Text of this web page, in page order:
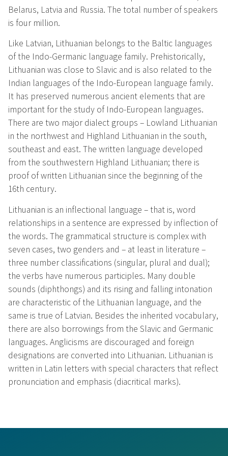
Belarus, Latvia and Russia. The total number of speakers
is four million.
Like Latvian, Lithuanian belongs to the Baltic languages
of the Indo-Germanic language family. Prehistorically,
Lithuanian was close to Slavic and is also related to the
Indian languages of the Indo-European language family.
It has preserved numerous ancient elements that are
important for the study of Indo-European languages.
There are two major dialect groups – Lowland Lithuanian
in the northwest and Highland Lithuanian in the south,
southeast and east. The written language developed
from the southwestern Highland Lithuanian; there is
proof of written Lithuanian since the beginning of the
16th century.
Lithuanian is an inflectional language – that is, word
relationships in a sentence are expressed by inflection of
the words. The grammatical structure is complex with
seven cases, two genders and – at least in literature –
three number classifications (singular, plural and dual);
the verbs have numerous participles. Many double
sounds (diphthongs) and its rising and falling intonation
are characteristic of the Lithuanian language, and the
same is true of Latvian. Besides the inherited vocabulary,
there are also borrowings from the Slavic and Germanic
languages. Anglicisms are discouraged and foreign
designations are converted into Lithuanian. Lithuanian is
written in Latin letters with special characters that reflect
pronunciation and emphasis (diacritical marks).